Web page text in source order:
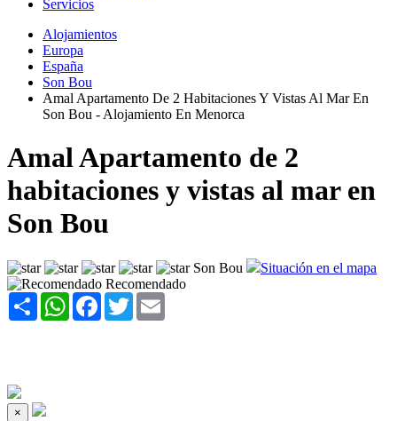
Servicios
Alojamientos
Europa
España
Son Bou
Amal Apartamento De 2 Habitaciones Y Vistas Al Mar En
Son Bou - Alojamiento En Menorca
Amal Apartamento de 2
habitaciones y vistas al mar en
Son Bou
Son Bou
Situación en el mapa
Recomendado
Share WhatsAppFacebook
Twitter
×